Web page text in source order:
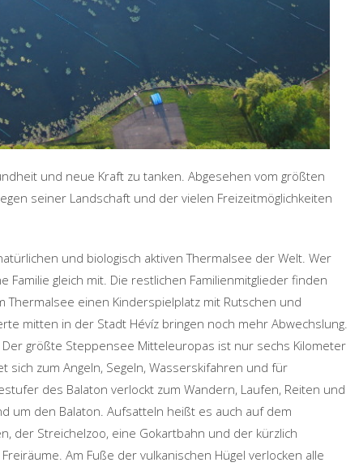
und neue Kraft zu tanken. Abgesehen vom größten
seiner Landschaft und der vielen Freizeitmöglichkeiten
und biologisch aktiven Thermalsee der Welt. Wer
Familie gleich mit. Die restlichen Familienmitglieder finden
einen Kinderspielplatz mit Rutschen und
mitten in der Stadt Hévíz bringen noch mehr Abwechslung.
größte Steppensee Mitteleuropas ist nur sechs Kilometer
sich zum Angeln, Segeln, Wasserskifahren und für
des Balaton verlockt zum Wandern, Laufen, Reiten und
um den Balaton. Aufsatteln heißt es auch auf dem
der Streichelzoo, eine Gokartbahn und der kürzlich
Am Fuße der vulkanischen Hügel verlocken alle